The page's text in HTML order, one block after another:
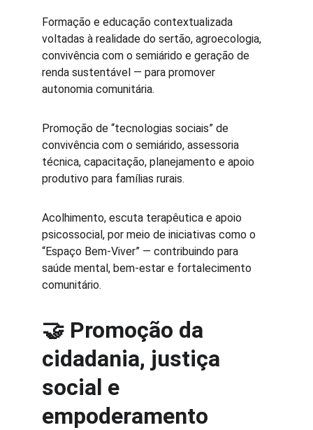
Formação e educação contextualizada
voltadas à realidade do sertão, agroecologia,
convivência com o semiárido e geração de
renda sustentável — para promover
autonomia comunitária.
Promoção de “tecnologias sociais” de
convivência com o semiárido, assessoria
técnica, capacitação, planejamento e apoio
produtivo para famílias rurais.
Acolhimento, escuta terapêutica e apoio
psicossocial, por meio de iniciativas como o
“Espaço Bem-Viver” — contribuindo para
saúde mental, bem-estar e fortalecimento
comunitário.
🤝 Promoção da
cidadania, justiça
social e
empoderamento